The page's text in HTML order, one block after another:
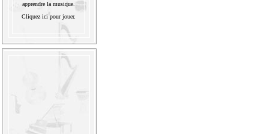
apprendre la musique.
Cliquez ici pour jouer.